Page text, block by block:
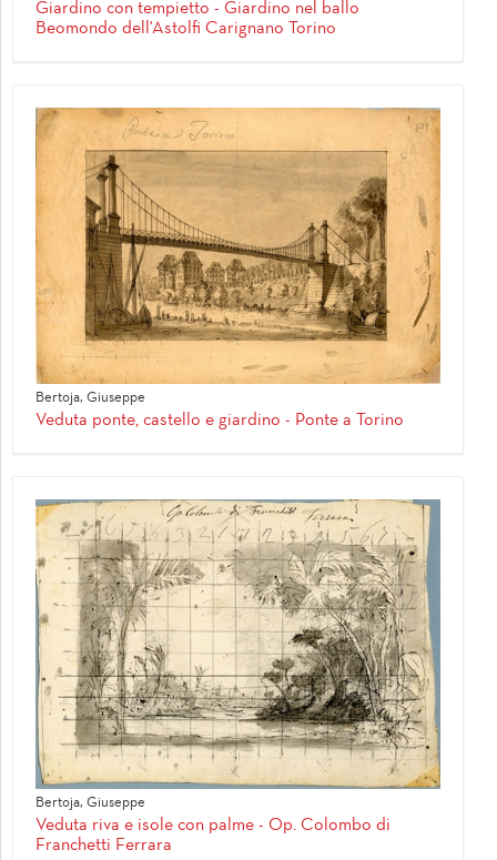
Giardino con tempietto - Giardino nel ballo
Beomondo dell'Astolfi Carignano Torino
Bertoja, Giuseppe
Veduta ponte, castello e giardino - Ponte a Torino
Bertoja, Giuseppe
Veduta riva e isole con palme - Op. Colombo di
Franchetti Ferrara